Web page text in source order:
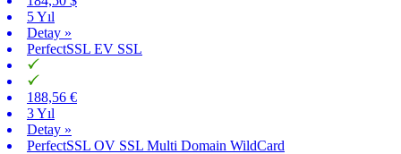
5 Yıl
Detay »
PerfectSSL EV SSL
188,56 €
3 Yıl
Detay »
PerfectSSL OV SSL Multi Domain WildCard